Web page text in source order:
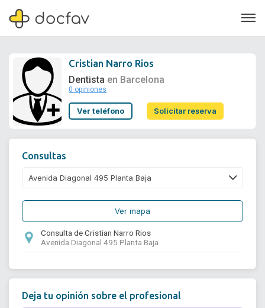
Soporte
Cristian Narro Rios
Dentista en Barcelona
0 opiniones
Ver teléfono Solicitar reserva
Consultas
Ver mapa
Consulta de Cristian Narro Rios
Avenida Diagonal 495 Planta Baja
Deja tu opinión sobre el profesional